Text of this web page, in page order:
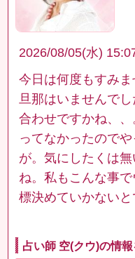
2026/08/05(水)
今日は何度もすみ
旦那はいませんで
合わせですかね、
ってなかったので
が。気にしたくは
ね。私もこんな事
標決めていかないと
占い師 空(クウ)の情